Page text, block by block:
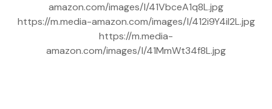
amazon.com/images/I/41VbceA1q8L.jpg
https://m.media-amazon.com/images/I/412i9Y4iI2L.jpg
https://m.media-
amazon.com/images/I/41MmWt34f8L.jpg